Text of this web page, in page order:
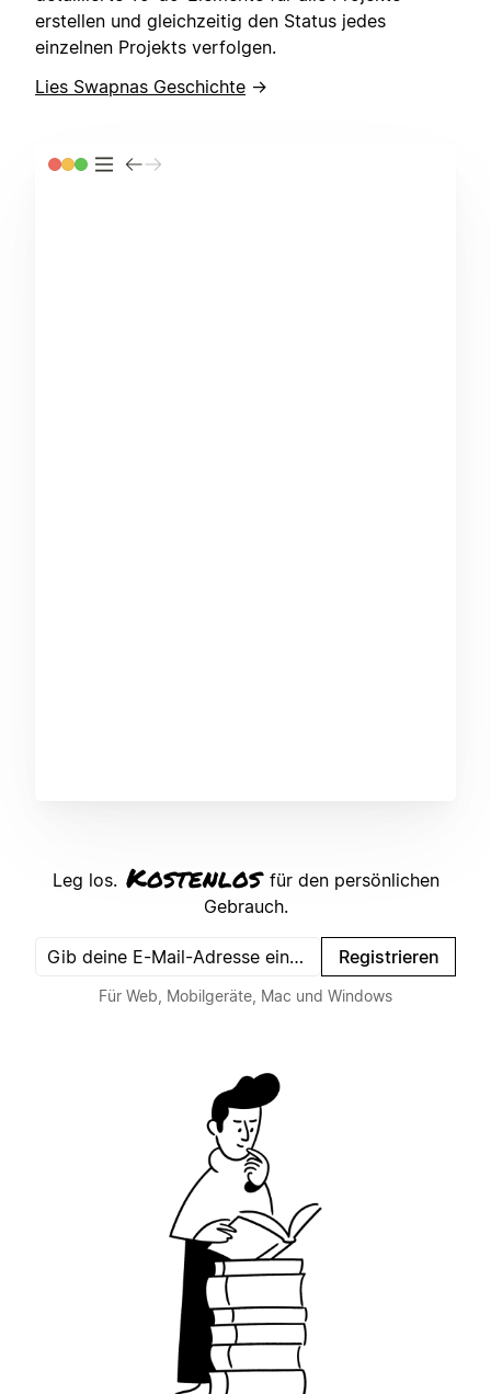
erstellen und gleichzeitig den Status jedes
einzelnen Projekts verfolgen.
Lies Swapnas Geschichte →
Leg los. Kostenlosfür den persönlichen
Gebrauch.
Registrieren
Für Web, Mobilgeräte, Mac und Windows